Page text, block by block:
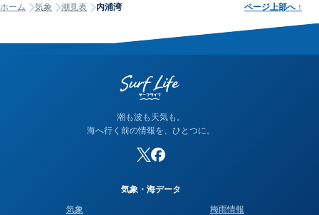
のため、サイトが採用する計算方式によって、境界にあたる日
って見える場合は、そのサイトが別の方式を使っている可能性
ホーム 気象 潮見表 内浦湾 ページ上部へ ↑
潮も波も天気も。
海へ行く前の情報を、ひとつに。
気象・海データ
気象
梅雨情報